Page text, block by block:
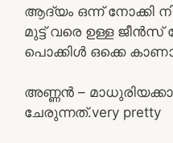
ആദ്യം ഒന്ന് നോക്കി
മുട്ട് വരെ ഉള്ള ജീൻസ്
പൊക്കിൾ ഒക്കെ
അണ്ണൻ –
ചേരുന്നത്.very pretty